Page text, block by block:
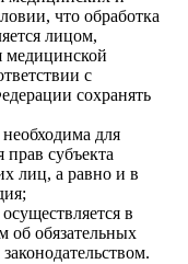
что обработка
лицом,
медицинской
с
сохранять
для
субъекта
лиц, а равно и в
в
об обязательных